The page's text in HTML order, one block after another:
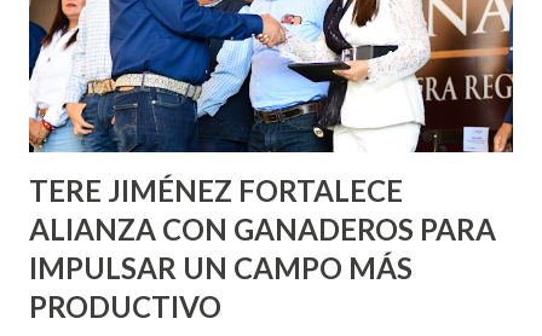
llevará este programa a Villas de Nuestra Señora de la
Asunción, Avenida Alameda y Decreto 27 de Septiembre, en
los edificios FOVISSSTE Ojo de Agua, en la comunidad
Norias de Paso Hondo y en los edificios de...
TERE JIMÉNEZ FORTALECE
ALIANZA CON GANADEROS PARA
IMPULSAR UN CAMPO MÁS
PRODUCTIVO